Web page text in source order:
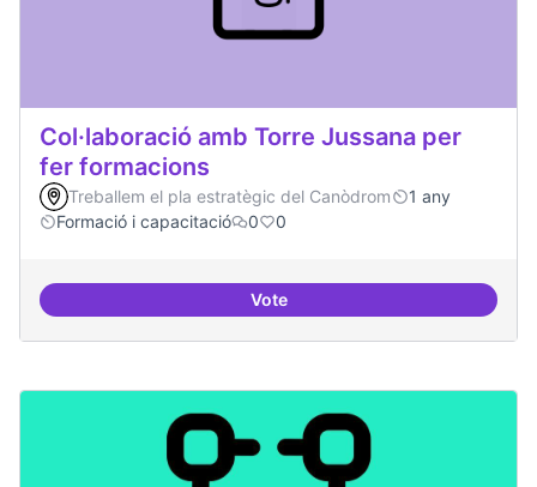
Col·laboració amb Torre Jussana per
fer formacions
Treballem el pla estratègic del Canòdrom
1 any
Formació i capacitació
0 0
VoteCol·laboració amb Torre